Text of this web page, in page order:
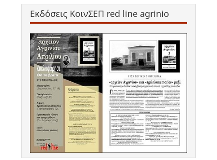
Εκδόσεις ΚοινΣΕΠ red line agrinio